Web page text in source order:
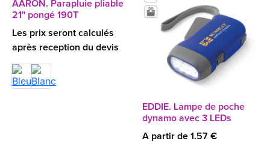
AARON. Parapluie pliable
21" pongé 190T
Les prix seront calculés
après reception du devis
EDDIE. Lampe de poche
dynamo avec 3 LEDs
A partir de 1.57 €